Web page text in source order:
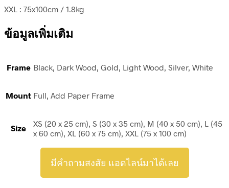
XXL : 75x100cm / 1.8kg
ข้อมูลเพิ่มเติม
Frame Black, Dark Wood, Gold, Light Wood, Silver, White
Mount Full, Add Paper Frame
Size
XS (20 x 25 cm), S (30 x 35 cm), M (40 x 50 cm), L (45
x 60 cm), XL (60 x 75 cm), XXL (75 x 100 cm)
มีคำถามสงสัย แอดไลน์มาได้เลย